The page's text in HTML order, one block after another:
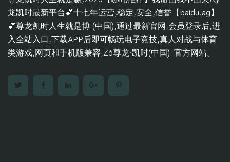
龙凯时最新平台💕十七年运营,稳定,安全,信誉【baidu.ag】
💕尊龙凯时人生就是博·(中国),通过最新官网,会员登录后,进
入全站入口,下载APP后即可畅玩电子竞技,真人对战与体育
类游戏,网页和手机版兼容,Z6尊龙·凯时(中国)-官方网站。